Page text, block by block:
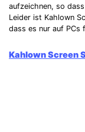
aufzeichnen, so
Leider ist Kahlown
dass es nur auf PCs
Kahlown Screen